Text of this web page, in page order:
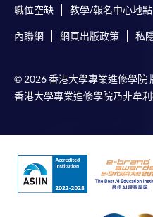
職位空缺 教學/報名中心地點
內聯網 網頁出版政策 私
© 2026 香港大學專業進修學院
香港大學專業進修學院乃非牟